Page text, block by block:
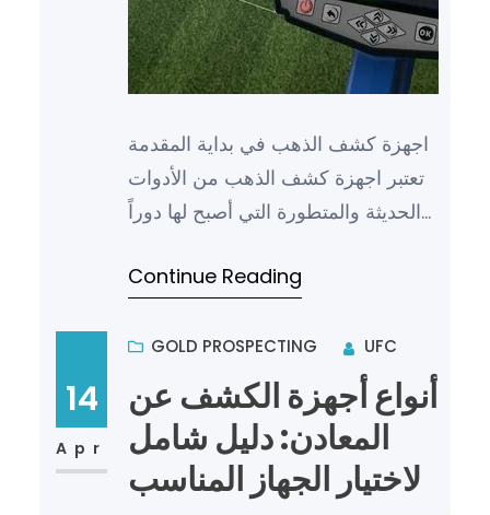
اجهزة كشف الذهب في بداية المقدمة
تعتبر اجهزة كشف الذهب من الأدوات
الحديثة والمتطورة التي أصبح لها دوراً
التنقيب والبحث عن ا…
Continue Reading
14
Apr
GOLD PROSPECTING UFC
أنواع أجهزة الكشف عن
المعادن: دليل شامل
لاختيار الجهاز المناسب